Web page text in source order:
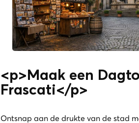
<p>Maak een
Frascati</p>
Ontsnap aan de drukte van de stad